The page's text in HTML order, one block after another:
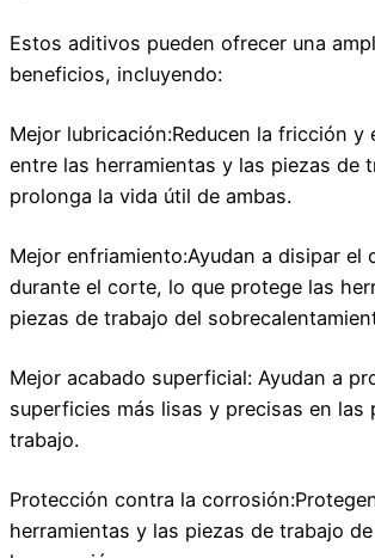
Estos aditivos pueden ofrecer una
beneficios, incluyendo:
Mejor lubricación:Reducen la fricción y
entre las herramientas y las piezas de
prolonga la vida útil de ambas.
Mejor enfriamiento:Ayudan a disipar el
durante el corte, lo que protege las
piezas de trabajo del
Mejor acabado superficial: Ayudan a
superficies más lisas y precisas en las
trabajo.
Protección contra la
herramientas y las piezas de trabajo